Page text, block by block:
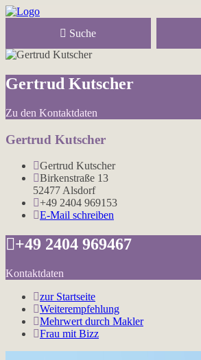
Suche
Gertrud Kutscher
Zu den Kontaktdaten
Gertrud Kutscher
Gertrud Kutscher
Birkenstraße 13
52477 Alsdorf
+49 2404 969153
E-Mail schreiben
+49 2404 969467
Kontaktdaten
zur Startseite
Weiterempfehlung
Mehrwert durch Makler
Frau mit Bizz